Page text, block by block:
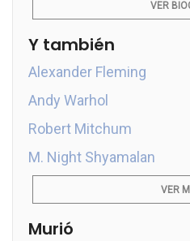
VER
Y también
Alexander Fleming
Andy Warhol
Robert Mitchum
M. Night Shyamalan
VER
Murió